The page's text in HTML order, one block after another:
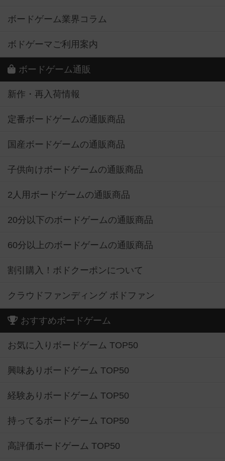
ボードゲーム業界コラム
ボドゲーマご利用案内
ボードゲーム通販
新作・再入荷情報
定番ボードゲームの通販商品
国産ボードゲームの通販商品
子供向けボードゲームの通販商品
2人用ボードゲームの通販商品
20分以下のボードゲームの通販商品
60分以上のボードゲームの通販商品
割引購入！ボドクーポンについて
クラウドファンディング ボドファン
おすすめボードゲーム
お気に入りボードゲーム TOP50
興味ありボードゲーム TOP50
経験ありボードゲーム TOP50
持ってるボードゲーム TOP50
高評価ボードゲーム TOP50